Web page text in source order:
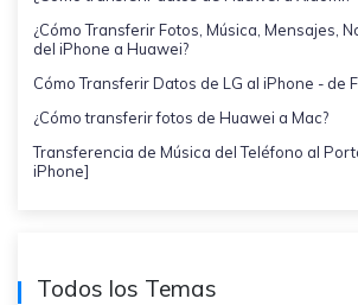
¿Cómo Transferir Fotos, Música, Mensajes,
del iPhone a Huawei?
Cómo Transferir Datos de LG al iPhone - de
¿Cómo transferir fotos de Huawei a Mac?
Transferencia de Música del Teléfono al
iPhone]
Todos los Temas